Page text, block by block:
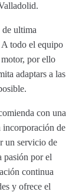
ultima
todo el equipo
por ello
adaptars a las
con una
incorporación de
un servicio de
pasión por el
continua
y ofrece el